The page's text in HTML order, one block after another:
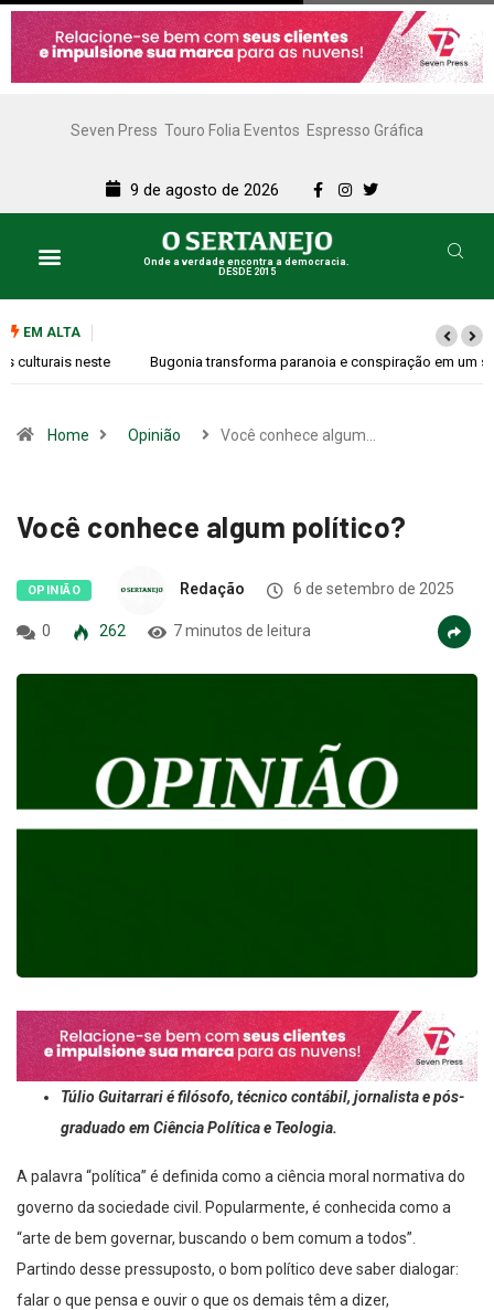
Seven Press Touro Folia Eventos Espresso Gráfica
9 de agosto de 2026
Onde a verdade encontra a democracia.
DESDE 2015
EM ALTA
Bugonia transforma paranoia e conspiração em um suspense imprevisível
Home Opinião Você conhece algum…
Você conhece algum político?
OPINIÃO Redação 6 de setembro de 2025
0 262 7 minutos de leitura
Túlio Guitarrari é filósofo, técnico contábil, jornalista e pós-
graduado em Ciência Política e Teologia.
A palavra “política” é definida como a ciência moral normativa do
governo da sociedade civil. Popularmente, é conhecida como a
“arte de bem governar, buscando o bem comum a todos”.
Partindo desse pressuposto, o bom político deve saber dialogar:
falar o que pensa e ouvir o que os demais têm a dizer,